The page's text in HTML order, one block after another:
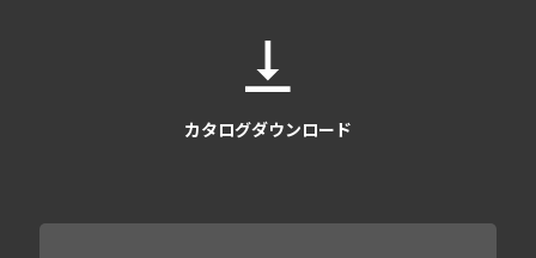
カタログダウンロード